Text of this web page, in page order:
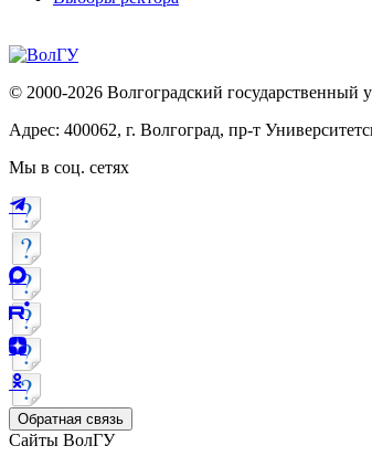
© 2000-2026 Волгоградский государственный
Адрес: 400062, г. Волгоград, пр-т
Мы в соц. сетях
Обратная связь
Сайты ВолГУ